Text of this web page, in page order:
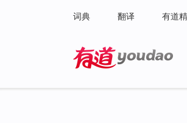
词典 翻译 有道